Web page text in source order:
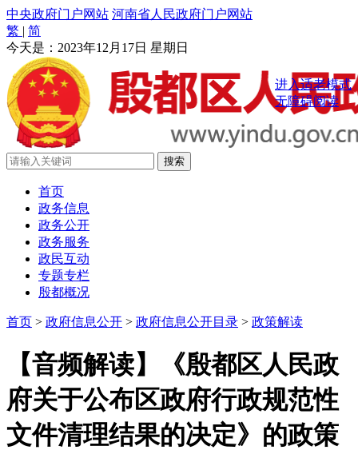
中央政府门户网站 河南省人民政府门户网站
繁 | 简
今天是： 2023年12月17日 星期日
进入适老模式
无障碍阅读
首页
政务信息
政务公开
政务服务
政民互动
专题专栏
殷都概况
首页 > 政府信息公开 > 政府信息公开目录 > 政策解读
【音频解读】《殷都区人民政
府关于公布区政府行政规范性
文件清理结果的决定》的政策